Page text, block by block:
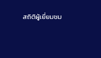
สถิติผู้เยี่ยมชม